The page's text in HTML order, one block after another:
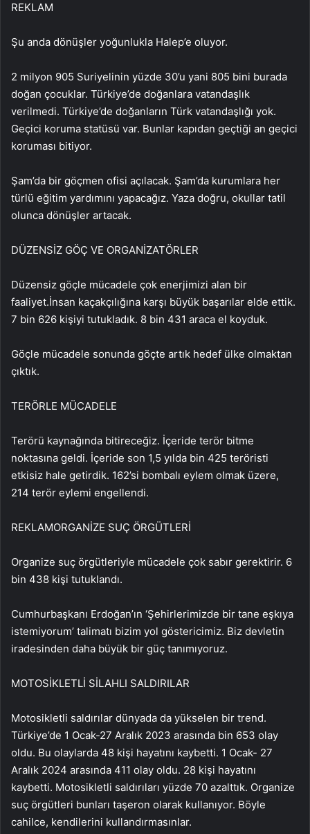
REKLAM
Şu anda dönüşler yoğunlukla Halep’e oluyor.
2 milyon 905 Suriyelinin yüzde 30’u yani 805 bini burada
doğan çocuklar. Türkiye’de doğanlara vatandaşlık
verilmedi. Türkiye’de doğanların Türk vatandaşlığı yok.
Geçici koruma statüsü var. Bunlar kapıdan geçtiği an geçici
koruması bitiyor.
Şam’da bir göçmen ofisi açılacak. Şam’da kurumlara her
türlü eğitim yardımını yapacağız. Yaza doğru, okullar tatil
olunca dönüşler artacak.
DÜZENSİZ GÖÇ VE ORGANİZATÖRLER
Düzensiz göçle mücadele çok enerjimizi alan bir
faaliyet.İnsan kaçakçılığına karşı büyük başarılar elde ettik.
7 bin 626 kişiyi tutukladık. 8 bin 431 araca el koyduk.
Göçle mücadele sonunda göçte artık hedef ülke olmaktan
çıktık.
TERÖRLE MÜCADELE
Terörü kaynağında bitireceğiz. İçeride terör bitme
noktasına geldi. İçeride son 1,5 yılda bin 425 teröristi
etkisiz hale getirdik. 162’si bombalı eylem olmak üzere,
214 terör eylemi engellendi.
REKLAMORGANİZE SUÇ ÖRGÜTLERİ
Organize suç örgütleriyle mücadele çok sabır gerektirir. 6
bin 438 kişi tutuklandı.
Cumhurbaşkanı Erdoğan’ın ‘Şehirlerimizde bir tane eşkıya
istemiyorum’ talimatı bizim yol göstericimiz. Biz devletin
iradesinden daha büyük bir güç tanımıyoruz.
MOTOSİKLETLİ SİLAHLI SALDIRILAR
Motosikletli saldırılar dünyada da yükselen bir trend.
Türkiye’de 1 Ocak-27 Aralık 2023 arasında bin 653 olay
oldu. Bu olaylarda 48 kişi hayatını kaybetti. 1 Ocak- 27
Aralık 2024 arasında 411 olay oldu. 28 kişi hayatını
kaybetti. Motosikletli saldırıları yüzde 70 azalttık. Organize
suç örgütleri bunları taşeron olarak kullanıyor. Böyle
cahilce, kendilerini kullandırmasınlar.